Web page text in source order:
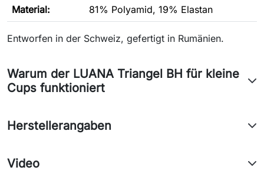
Material: 81% Polyamid, 19% Elastan
Entworfen in der Schweiz, gefertigt in Rumänien.
Warum der LUANA Triangel BH für kleine
Cups funktioniert
Herstellerangaben
Video